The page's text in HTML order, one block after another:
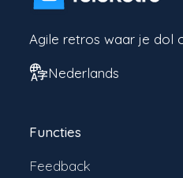
Agile retros waar je dol
Nederlands
Functies
Feedback